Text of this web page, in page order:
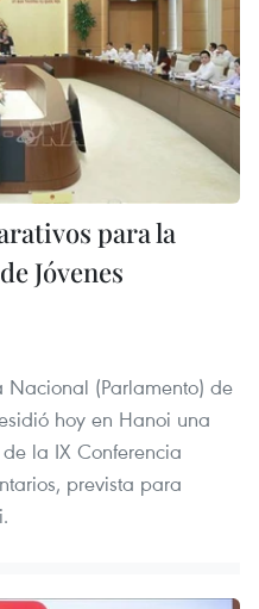
para la
Jóvenes
(Parlamento) de
hoy en Hanoi una
la IX Conferencia
prevista para